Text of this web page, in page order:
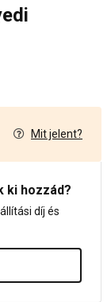
Mit jelent?
ki hozzád?
díj és